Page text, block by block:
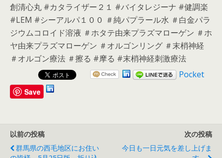
創清心丸 #カタライザー２１ #バイタレジーナ #健調楽
#LEM #シーアルパ１００ ＃純パプラール水 ＃白金パラ
ジウムコロイド溶液 ＃ホタテ由来プラズマローゲン ＃ホ
ヤ由来プラズマローゲン ＃オルゴンリング ＃末梢神経
＃オルゴン療法 ＃擦る #摩る #末梢神経刺激療法
Pocket
Save
以前の投稿
群馬県の西毛地区にお住い
次の投稿
今日も一日元気を差し上げま